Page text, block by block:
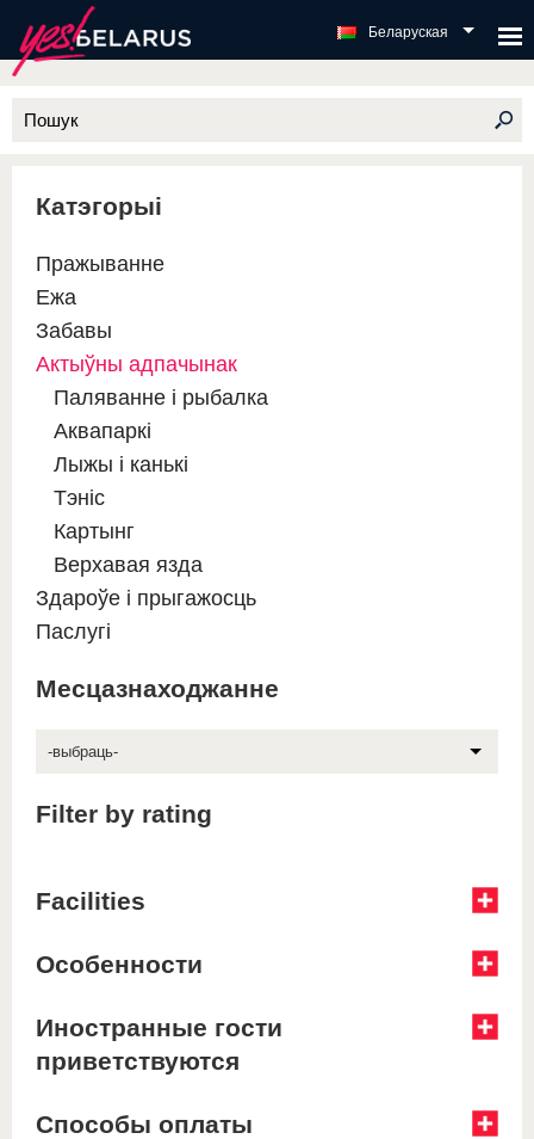
Беларуская
Катэгорыі
Пражыванне
Ежа
Забавы
Актыўны адпачынак
Паляванне і рыбалка
Аквапаркі
Лыжы і канькі
Тэніс
Картынг
Верхавая язда
Здароўе і прыгажосць
Паслугі
Месцазнаходжанне
-выбраць-
Filter by rating
Facilities
Особенности
Иностранные гости
приветствуются
Способы оплаты